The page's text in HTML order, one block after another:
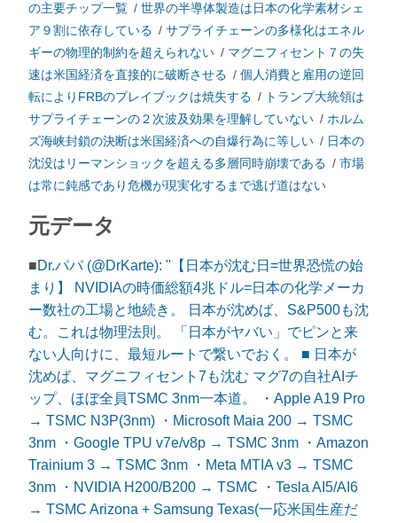
の主要チップ一覧 / 世界の半導体製造は日本の化学素材シェ
ア９割に依存している / サプライチェーンの多様化はエネル
ギーの物理的制約を超えられない / マグニフィセント７の失
速は米国経済を直接的に破断させる / 個人消費と雇用の逆回
転によりFRBのプレイブックは焼失する / トランプ大統領は
サプライチェーンの２次波及効果を理解していない / ホルム
ズ海峡封鎖の決断は米国経済への自爆行為に等しい / 日本の
沈没はリーマンショックを超える多層同時崩壊である / 市場
は常に鈍感であり危機が現実化するまで逃げ道はない
元データ
■Dr.パパ (@DrKarte): "【日本が沈む日=世界恐慌の始
まり】 NVIDIAの時価総額4兆ドル=日本の化学メーカ
ー数社の工場と地続き。 日本が沈めば、S&P500も沈
む。これは物理法則。 「日本がヤバい」でピンと来
ない人向けに、最短ルートで繋いでおく。 ■ 日本が
沈めば、マグニフィセント7も沈む マグ7の自社AIチ
ップ、ほぼ全員TSMC 3nm一本道。 ・Apple A19 Pro
→ TSMC N3P(3nm) ・Microsoft Maia 200 → TSMC
3nm ・Google TPU v7e/v8p → TSMC 3nm ・Amazon
Trainium 3 → TSMC 3nm ・Meta MTIA v3 → TSMC
3nm ・NVIDIA H200/B200 → TSMC ・Tesla AI5/AI6
→ TSMC Arizona + Samsung Texas(一応米国生産だ